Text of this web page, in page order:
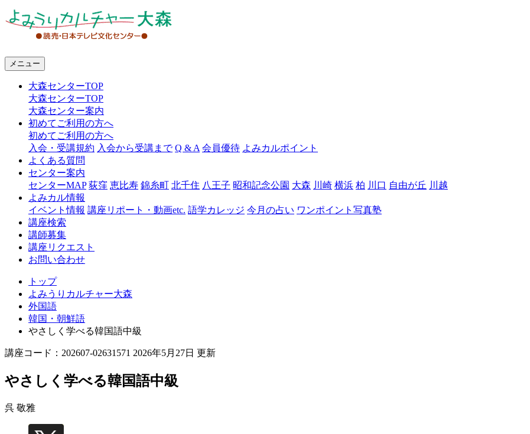
ャ
大
森
メニュー
大森センターTOP
大森センターTOP
大森センター案内
初めてご利用の方へ
初めてご利用の方へ
入会・受講規約 入会から受講まで Q & A 会員優待 よみカルポイント
よくある質問
センター案内
センターMAP 荻窪 恵比寿 錦糸町 北千住 八王子 昭和記念公園 大森 川崎 横浜 柏 川口 自由が丘 川越
よみカル情報
イベント情報 講座リポート・動画etc. 語学カレッジ 今月の占い ワンポイント写真塾
講座検索
講師募集
講座リクエスト
お問い合わせ
トップ
よみうりカルチャー大森
外国語
韓国・朝鮮語
やさしく学べる韓国語中級
講座コード：202607-02631571 2026年5月27日 更新
やさしく学べる韓国語中級
呉 敬雅